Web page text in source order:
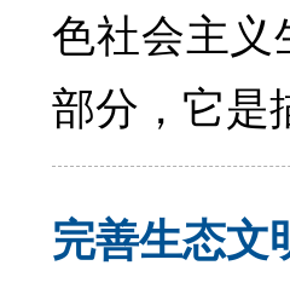
色社会主
部分，它是
完善生态文